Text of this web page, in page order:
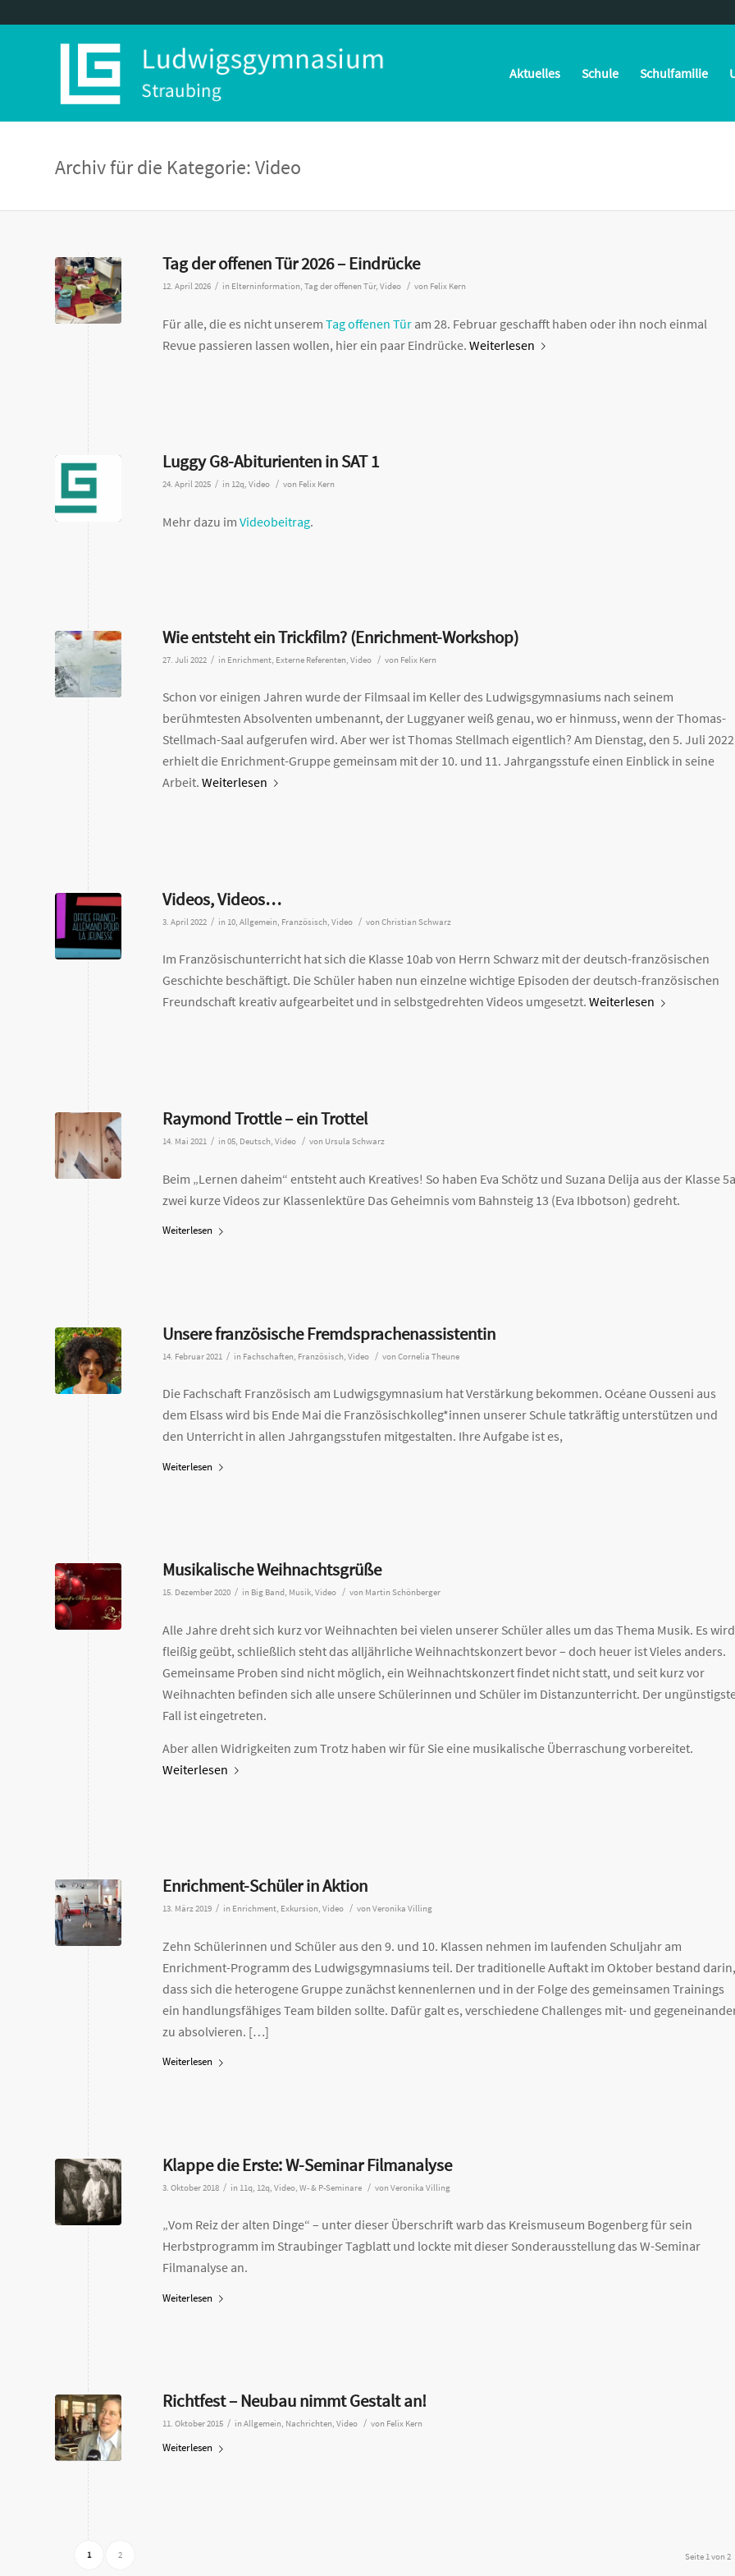
Aktuelles Schule Schulfamilie
Archiv für die Kategorie: Video
Tag der offenen Tür 2026 – Eindrücke
12. April 2026 / in Elterninformation, Tag der offenen Tür, Video / von Felix Kern
Für alle, die es nicht unserem Tag offenen Tür am 28. Februar geschafft haben oder ihn noch einmal
Revue passieren lassen wollen, hier ein paar Eindrücke. Weiterlesen
Luggy G8-Abiturienten in SAT 1
24. April 2025 / in 12q, Video / von Felix Kern
Mehr dazu im Videobeitrag.
Wie entsteht ein Trickfilm? (Enrichment-Workshop)
27. Juli 2022 / in Enrichment Externe Referenten Video / von Felix Kern
Schon vor einigen Jahren wurde der Filmsaal im Keller des Ludwigsgymnasiums nach seinem
berühmtesten Absolventen umbenannt, der Luggyaner weiß genau, wo er hinmuss, wenn der Thomas-
Stellmach-Saal aufgerufen wird. Aber wer ist Thomas Stellmach eigentlich? Am Dienstag, den 5. Juli 2022
erhielt die Enrichment-Gruppe gemeinsam mit der 10. und 11. Jahrgangsstufe einen Einblick in seine
Arbeit. Weiterlesen
Videos, Videos…
3. April 2022 / in 10, Allgemein, Französisch, Video / von Christian Schwarz
Im Französischunterricht hat sich die Klasse 10ab von Herrn Schwarz mit der deutsch-französischen
Geschichte beschäftigt. Die Schüler haben nun einzelne wichtige Episoden der deutsch-französischen
Freundschaft kreativ aufgearbeitet und in selbstgedrehten Videos umgesetzt. Weiterlesen
Raymond Trottle – ein Trottel
14. Mai 2021 / in 05, Deutsch, Video / von Ursula Schwarz
Beim „Lernen daheim“ entsteht auch Kreatives! So haben Eva Schötz und Suzana Delija aus der Klasse 5a
zwei kurze Videos zur Klassenlektüre Das Geheimnis vom Bahnsteig 13 (Eva Ibbotson) gedreht.
Weiterlesen
Unsere französische Fremdsprachenassistentin
14. Februar 2021 / in Fachschaften, Französisch, Video / von Cornelia Theune
Die Fachschaft Französisch am Ludwigsgymnasium hat Verstärkung bekommen. Océane Ousseni aus
dem Elsass wird bis Ende Mai die Französischkolleg*innen unserer Schule tatkräftig unterstützen und
den Unterricht in allen Jahrgangsstufen mitgestalten. Ihre Aufgabe ist es,
Weiterlesen
Musikalische Weihnachtsgrüße
15. Dezember 2020 / in Big Band , Musik, Video / von Martin Schönberger
Alle Jahre dreht sich kurz vor Weihnachten bei vielen unserer Schüler alles um das Thema Musik. Es wird
fleißig geübt, schließlich steht das alljährliche Weihnachtskonzert bevor – doch heuer ist Vieles anders.
Gemeinsame Proben sind nicht möglich, ein Weihnachtskonzert findet nicht statt, und seit kurz vor
Weihnachten befinden sich alle unsere Schülerinnen und Schüler im Distanzunterricht. Der
Fall ist eingetreten.
Aber allen Widrigkeiten zum Trotz haben wir für Sie eine musikalische Überraschung vorbereitet.
Weiterlesen
Enrichment-Schüler in Aktion
13. März 2019 / in Enrichment, Exkursion, Video / von Veronika Villing
Zehn Schülerinnen und Schüler aus den 9. und 10. Klassen nehmen im laufenden Schuljahr am
Enrichment-Programm des Ludwigsgymnasiums teil. Der traditionelle Auftakt im Oktober bestand darin,
dass sich die heterogene Gruppe zunächst kennenlernen und in der Folge des gemeinsamen Trainings
ein handlungsfähiges Team bilden sollte. Dafür galt es, verschiedene Challenges mit- und
zu absolvieren. […]
Weiterlesen
Klappe die Erste: W-Seminar Filmanalyse
3. Oktober 2018 / in 11q, 12q, Video, W- & P-Seminare / von Veronika Villing
„Vom Reiz der alten Dinge“ – unter dieser Überschrift warb das Kreismuseum Bogenberg für sein
Herbstprogramm im Straubinger Tagblatt und lockte mit dieser Sonderausstellung das W-Seminar
Filmanalyse an.
Weiterlesen
Richtfest – Neubau nimmt Gestalt an!
11. Oktober 2015 / in Allgemein, Nachrichten, Video / von Felix Kern
Weiterlesen
Seite 1 von 2
1 2